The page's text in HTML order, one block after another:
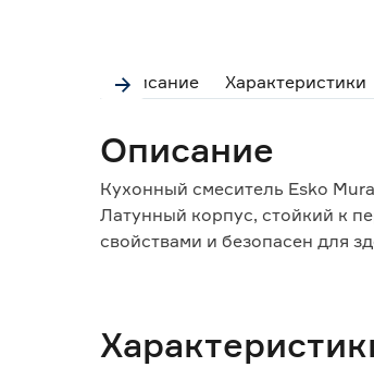
Описание Характеристики
Описание
Кухонный смеситель Esko
Латунный корпус, стойкий к
свойствами и безопасен для
изделия, плавное